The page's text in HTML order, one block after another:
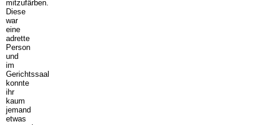
mitzufärben.
Diese
war
eine
adrette
Person
und
im
Gerichtssaal
konnte
ihr
kaum
jemand
etwas